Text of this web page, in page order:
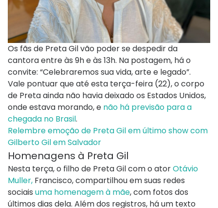
Os fãs de Preta Gil vão poder se despedir da
cantora entre às 9h e às 13h. Na postagem, há o
convite: “Celebraremos sua vida, arte e legado”.
Vale pontuar que até esta terça-feira (22), o corpo
de Preta ainda não havia deixado os Estados Unidos,
onde estava morando, e não há previsão para a
chegada no Brasil.
Relembre emoção de Preta Gil em último show com
Gilberto Gil em Salvador
Homenagens à Preta Gil
Nesta terça, o filho de Preta Gil com o atorOtávio
Muller, Francisco, compartilhou em suas redes
sociais uma homenagem à mãe, com fotos dos
últimos dias dela. Além dos registros, há um texto